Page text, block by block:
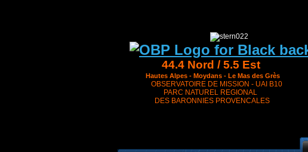
44.4 Nord / 5.5 Est
Hautes Alpes - Moydans - Le Mas des Grès
OBSERVATOIRE DE MISSION - UAI B10
PARC NATUREL REGIONAL
DES BARONNIES PROVENCALES